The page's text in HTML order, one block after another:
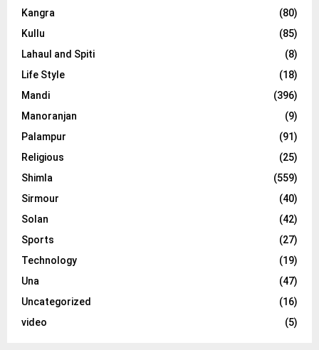
Kangra
(80)
Kullu
(85)
Lahaul and Spiti
(8)
Life Style
(18)
Mandi
(396)
Manoranjan
(9)
Palampur
(91)
Religious
(25)
Shimla
(559)
Sirmour
(40)
Solan
(42)
Sports
(27)
Technology
(19)
Una
(47)
Uncategorized
(16)
video
(5)